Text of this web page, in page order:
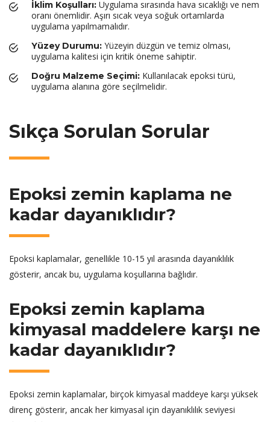
İklim Koşulları: Uygulama sırasında hava sıcaklığı ve nem
oranı önemlidir. Aşırı sıcak veya soğuk ortamlarda
uygulama yapılmamalıdır.
Yüzey Durumu: Yüzeyin düzgün ve temiz olması,
uygulama kalitesi için kritik öneme sahiptir.
Doğru Malzeme Seçimi: Kullanılacak epoksi türü,
uygulama alanına göre seçilmelidir.
Sıkça Sorulan Sorular
Epoksi zemin kaplama ne
kadar dayanıklıdır?
Epoksi kaplamalar, genellikle 10-15 yıl arasında dayanıklılık
gösterir, ancak bu, uygulama koşullarına bağlıdır.
Epoksi zemin kaplama
kimyasal maddelere karşı ne
kadar dayanıklıdır?
Epoksi zemin kaplamalar, birçok kimyasal maddeye karşı yüksek
direnç gösterir, ancak her kimyasal için dayanıklılık seviyesi